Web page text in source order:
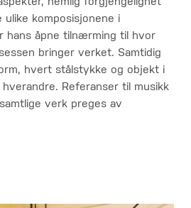
komposisjonene i
hans åpne tilnærming til hvor
bringer verket. Samtidig
hvert stålstykke og objekt i
Referanser til musikk
verk preges av